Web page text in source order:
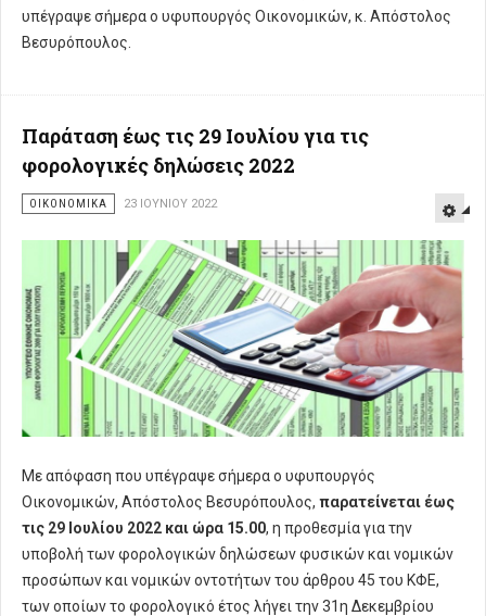
υπέγραψε σήμερα ο υφυπουργός Οικονομικών, κ. Απόστολος
Βεσυρόπουλος.
Παράταση έως τις 29 Ιουλίου για τις
φορολογικές δηλώσεις 2022
ΟΙΚΟΝΟΜΙΚΑ 23 ΙΟΥΝΊΟΥ 2022
Με απόφαση που υπέγραψε σήμερα ο υφυπουργός
Οικονομικών, Απόστολος Βεσυρόπουλος, παρατείνεται έως
τις 29 Ιουλίου 2022 και ώρα 15.00, η προθεσμία για την
υποβολή των φορολογικών δηλώσεων φυσικών και νομικών
προσώπων και νομικών οντοτήτων του άρθρου 45 του ΚΦΕ,
των οποίων το φορολογικό έτος λήγει την 31η Δεκεμβρίου